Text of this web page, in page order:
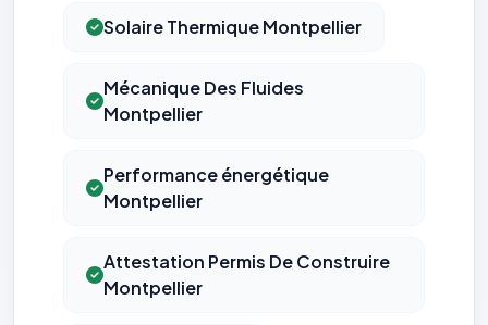
Solaire Thermique Montpellier
Mécanique Des Fluides
Montpellier
Performance énergétique
Montpellier
Attestation Permis De Construire
Montpellier